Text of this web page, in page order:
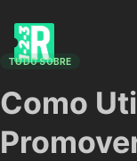
TUDO SOBRE
Como